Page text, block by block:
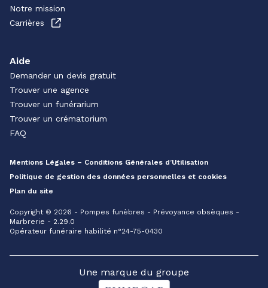
Notre mission
Carrières
Aide
Demander un devis gratuit
Trouver une agence
Trouver un funérarium
Trouver un crématorium
FAQ
Mentions Légales – Conditions Générales d’Utilisation
Politique de gestion des données personnelles et cookies
Plan du site
Copyright © 2026 - Pompes funèbres - Prévoyance obsèques -
Marbrerie - 2.29.0
Opérateur funéraire habilité n°24-75-0430
Une marque du groupe